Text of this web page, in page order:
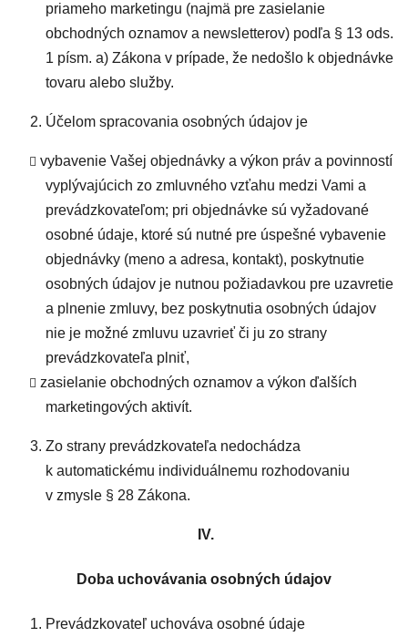
priameho marketingu (najmä pre zasielanie
obchodných oznamov a newsletterov) podľa § 13 ods.
1 písm. a) Zákona v prípade, že nedošlo k objednávke
tovaru alebo služby.
Účelom spracovania osobných údajov je
vybavenie Vašej objednávky a výkon práv a povinností
vyplývajúcich zo zmluvného vzťahu medzi Vami a
prevádzkovateľom; pri objednávke sú vyžadované
osobné údaje, ktoré sú nutné pre úspešné vybavenie
objednávky (meno a adresa, kontakt), poskytnutie
osobných údajov je nutnou požiadavkou pre uzavretie
a plnenie zmluvy, bez poskytnutia osobných údajov
nie je možné zmluvu uzavrieť či ju zo strany
prevádzkovateľa plniť,
zasielanie obchodných oznamov a výkon ďalších
marketingových aktivít.
Zo strany prevádzkovateľa nedochádza
k automatickému individuálnemu rozhodovaniu
v zmysle § 28 Zákona.
IV.
Doba uchovávania osobných údajov
Prevádzkovateľ uchováva osobné údaje